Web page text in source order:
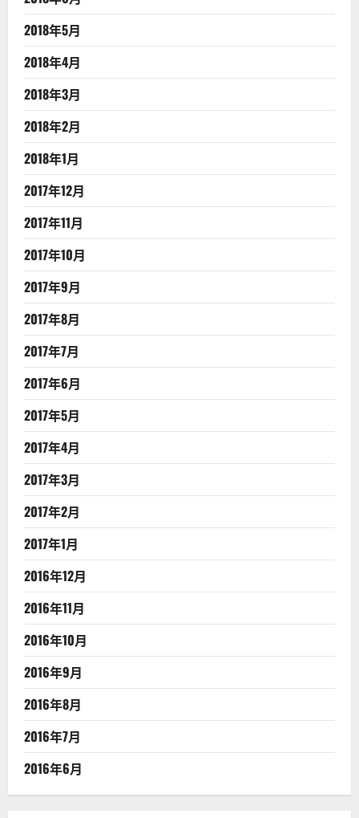
2018年5月
2018年4月
2018年3月
2018年2月
2018年1月
2017年12月
2017年11月
2017年10月
2017年9月
2017年8月
2017年7月
2017年6月
2017年5月
2017年4月
2017年3月
2017年2月
2017年1月
2016年12月
2016年11月
2016年10月
2016年9月
2016年8月
2016年7月
2016年6月